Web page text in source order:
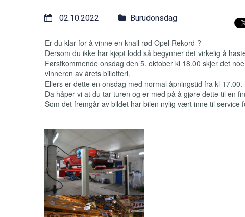
02.10.2022 Burudonsdag
Er du klar for å vinne en knall rød Opel Rekord ?
Dersom du ikke har kjøpt lodd så begynner det virkelig å
Førstkommende onsdag den 5. oktober kl 18.00 skjer det
vinneren av årets billotteri.
Ellers er dette en onsdag med normal åpningstid fra kl 17.00.
Da håper vi at du tar turen og er med på å gjøre dette til en
Som det fremgår av bildet har bilen nylig vært inne til service